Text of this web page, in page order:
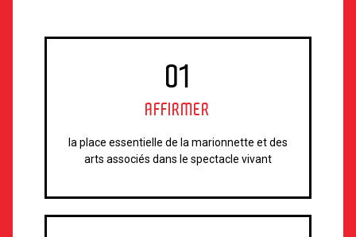
01
AFFIRMER
la place essentielle de la marionnette et des
arts associés dans le spectacle vivant